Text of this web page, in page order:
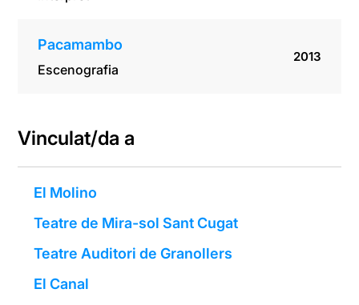
Pacamambo
Escenografia
2013
Vinculat/da a
El Molino
Teatre de Mira-sol Sant Cugat
Teatre Auditori de Granollers
El Canal